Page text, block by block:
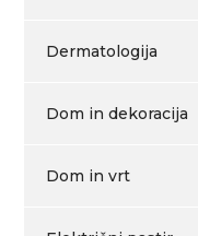
Dermatologija
Dom in dekoracija
Dom in vrt